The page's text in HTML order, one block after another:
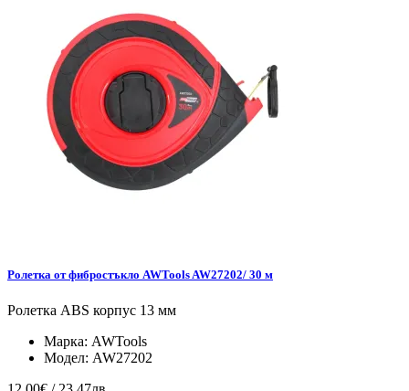
Ролетка от фибростъкло AWTools AW27202/ 30 м
Ролетка ABS корпус 13 мм
Марка: AWTools
Модел: AW27202